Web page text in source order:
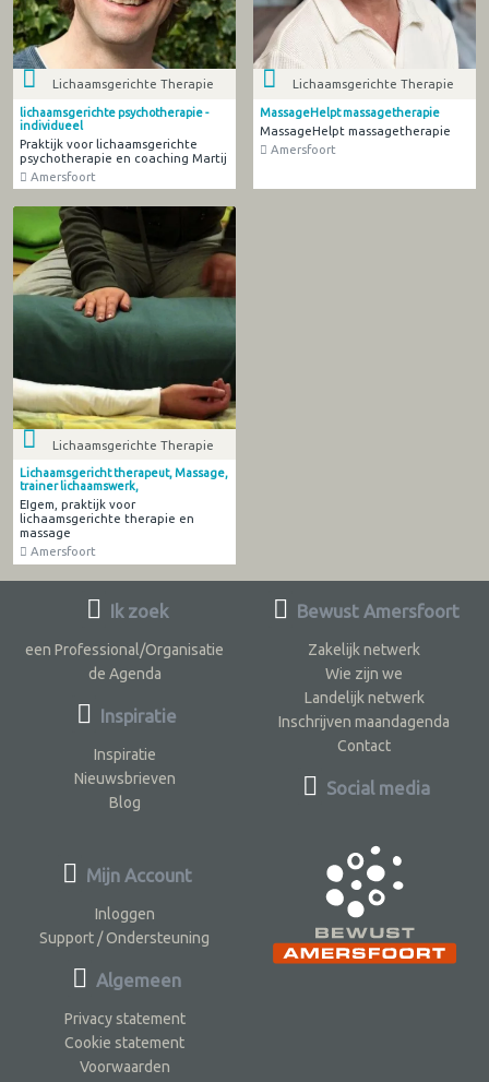
Lichaamsgerichte Therapie
lichaamsgerichte psychotherapie -
individueel
Praktijk voor lichaamsgerichte
psychotherapie en coaching Martij
Amersfoort
Lichaamsgerichte Therapie
MassageHelpt massagetherapie
MassageHelpt massagetherapie
Amersfoort
Lichaamsgerichte Therapie
Lichaamsgericht therapeut, Massage,
trainer lichaamswerk,
EIgem, praktijk voor
lichaamsgerichte therapie en
massage
Amersfoort
Ik zoek
een Professional/Organisatie
de Agenda
Inspiratie
Inspiratie
Nieuwsbrieven
Blog
Bewust Amersfoort
Zakelijk netwerk
Wie zijn we
Landelijk netwerk
Inschrijven maandagenda
Contact
Social media
Mijn Account
Inloggen
Support / Ondersteuning
Algemeen
Privacy statement
Cookie statement
Voorwaarden